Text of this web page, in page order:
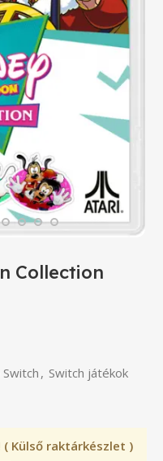
Collection
, Switch játékok
Külső raktárkészlet )